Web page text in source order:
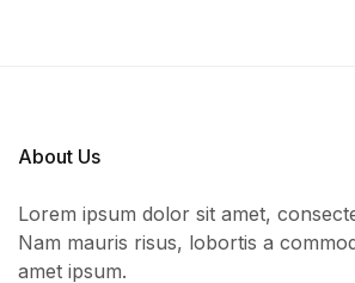
About Us
Lorem ipsum dolor sit amet,
Nam mauris risus, lobortis a
amet ipsum.